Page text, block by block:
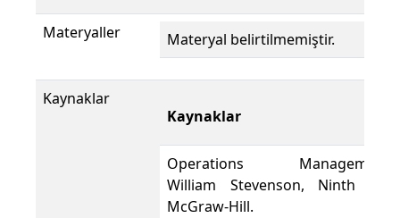
Materyaller Materyal belirtilmemiştir.
Kaynaklar
Kaynaklar
Operations Management,
William Stevenson, Ninth Ed.,
McGraw-Hill.